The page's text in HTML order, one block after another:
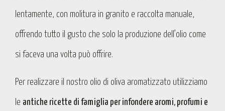
lentamente, con molitura in granito e raccolta manuale,
offrendo tutto il gusto che solo la produzione dell’olio come
si faceva una volta può offrire.
Per realizzare il nostro olio di oliva aromatizzato utilizziamo
le antiche ricette di famiglia per infondere aromi, profumi e